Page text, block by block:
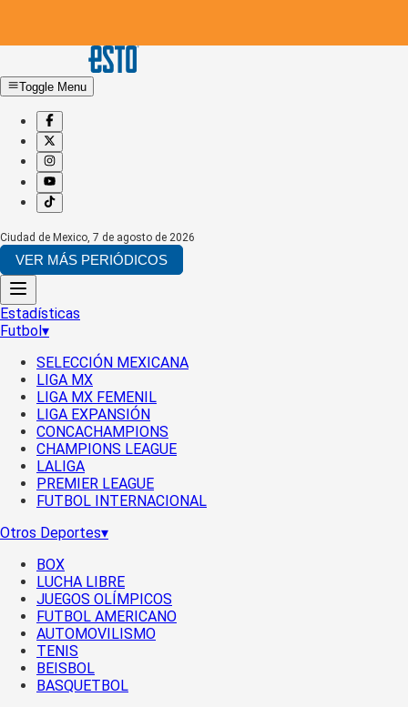
Toggle Menu
Ciudad de Mexico, 7 de agosto de 2026
VER MÁS PERIÓDICOS
Estadísticas
Futbol▾
SELECCIÓN MEXICANA
LIGA MX
LIGA MX FEMENIL
LIGA EXPANSIÓN
CONCACHAMPIONS
CHAMPIONS LEAGUE
LALIGA
PREMIER LEAGUE
FUTBOL INTERNACIONAL
Otros Deportes▾
BOX
LUCHA LIBRE
JUEGOS OLÍMPICOS
FUTBOL AMERICANO
AUTOMOVILISMO
TENIS
BEISBOL
BASQUETBOL